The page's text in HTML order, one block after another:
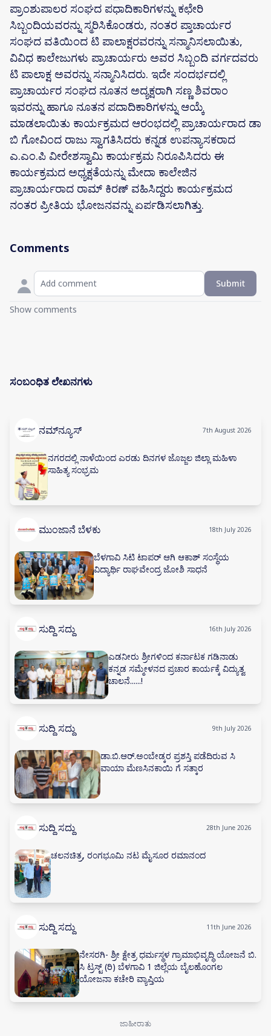
ಪ್ರಾಂಶುಪಾಲರ ಸಂಘದ ಪಧಾದಿಕಾರಿಗಳನ್ನು ಕಛೇರಿ
ಸಿಬ್ಬಂದಿಯವರನ್ನು ಸ್ಮರಿಸಿಕೊಂಡರು, ನಂತರ ಪ್ತಾಚಾರ್ಯರ
ಸಂಘದ ವತಿಯಿಂದ ಟಿ ಪಾಲಾಕ್ಷರವರನ್ನು ಸನ್ಮಾನಿಸಲಾಯಿತು,
ವಿವಿಧ ಕಾಲೇಜುಗಳು ಪ್ರಾಚಾರ್ಯರು ಅವರ ಸಿಬ್ಬಂದಿ ವರ್ಗದವರು
ಟಿ ಪಾಲಾಕ್ಷ ಅವರನ್ನು ಸನ್ಮಾನಿಸಿದರು. ಇದೇ ಸಂದರ್ಭದಲ್ಲಿ
ಪ್ರಾಚಾರ್ಯರ ಸಂಘದ ನೂತನ ಅದ್ಯಕ್ಷರಾಗಿ ಸಣ್ಣ ಶಿವರಾಂ
ಇವರನ್ನು ಹಾಗೂ ನೂತನ ಪದಾದಿಕಾರಿಗಳನ್ನು ಆಯ್ಕೆ
ಮಾಡಲಾಯಿತು ಕಾರ್ಯಕ್ರಮದ ಆರಂಭದಲ್ಲಿ ಪ್ರಾಚಾರ್ಯರಾದ ಡಾ
ಬಿ ಗೋವಿಂದ ರಾಜು ಸ್ವಾಗತಿಸಿದರು ಕನ್ನಡ ಉಪನ್ಯಾಸಕರಾದ
ಎ.ಎಂ.ಪಿ ವೀರೇಶಸ್ವಾಮಿ‌ ಕಾರ್ಯಕ್ರಮ‌ ನಿರೂಪಿಸಿದರು ಈ
ಕಾರ್ಯಕ್ರಮದ ಅಧ್ಯಕ್ಷತೆಯನ್ನು ಮೇದಾ ಕಾಲೇಜಿನ
ಪ್ರಾಚಾರ್ಯರಾದ ರಾಮ್ ಕಿರಣ್ ವಹಿಸಿದ್ದರು ಕಾರ್ಯಕ್ರಮದ
ನಂತರ ಪ್ರೀತಿಯ ಭೋಜನವನ್ನು ಏರ್ಪಡಿಸಲಾಗಿತ್ತು.
Comments
Submit
Show comments
ಸಂಬಂಧಿತ ಲೇಖನಗಳು
ನಮ್‌ನ್ಯೂಸ್ 7th August 2026
ನಗರದಲ್ಲಿ ನಾಳೆಯಿಂದ ಎರಡು ದಿನಗಳ ಜೊಜ್ಜಲ ಜಿಲ್ಲಾ ಮಹಿಳಾ
ಸಾಹಿತ್ಯ ಸಂಭ್ರಮ
ಮುಂಜಾನೆ ಬೆಳಕು 18th July 2026
ಬೆಳಗಾವಿ ಸಿಟಿ ಟಾಪರ್ ಆಗಿ ಆಕಾಶ್ ಸಂಸ್ಥೆಯ
ವಿದ್ಯಾರ್ಥಿ ರಾಘವೇಂದ್ರ ಜೋಶಿ ಸಾಧನೆ
ಸುದ್ದಿ ಸದ್ದು 16th July 2026
ಎಡನೀರು ಶ್ರೀಗಳಿಂದ ಕರ್ನಾಟಕ ಗಡಿನಾಡು
ಕನ್ನಡ ಸಮ್ಮೇಳನದ ಪ್ರಚಾರ ಕಾರ್ಯಕ್ಕೆ ವಿದ್ಯುತ್ವ
ಚಾಲನೆ......!
ಸುದ್ದಿ ಸದ್ದು 9th July 2026
ಡಾ.ಬಿ.ಆರ್.ಅಂಬೇಡ್ಕರ ಪ್ರಶಸ್ತಿ ಪಡೆದಿರುವ ಸಿ
ವಾಯಾ ಮೆಣಸಿನಕಾಯಿ ಗೆ ಸತ್ಕಾರ
ಸುದ್ದಿ ಸದ್ದು 28th June 2026
ಚಲನಚಿತ್ರ, ರಂಗಭೂಮಿ ನಟ ಮೈಸೂರ ರಮಾನಂದ
ಸುದ್ದಿ ಸದ್ದು 11th June 2026
ನೇಸರಗಿ- ಶ್ರೀ ಕ್ಷೇತ್ರ ಧರ್ಮಸ್ಥಳ ಗ್ರಾಮಾಭಿವೃದ್ಧಿ ಯೋಜನೆ ಬಿ.
ಸಿ ಟ್ರಸ್ಟ್ (ರಿ) ಬೆಳಗಾವಿ 1 ಜಿಲ್ಲೆಯ ಬೈಲಹೊಂಗಲ
ಯೋಜನಾ ಕಚೇರಿ ವ್ಯಾಪ್ತಿಯ